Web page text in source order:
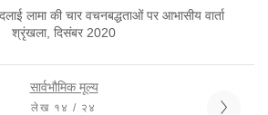
लामा की चार वचनबद्धताओं पर आभासीय वार्ता
श्रृंखला, दिसंबर 2020
सार्वभौमिक मूल्य
लेख १४ / २४